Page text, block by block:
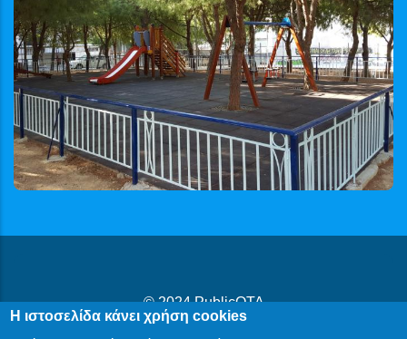
© 2024PublicOTA
Η ιστοσελίδα κάνει χρήση cookies